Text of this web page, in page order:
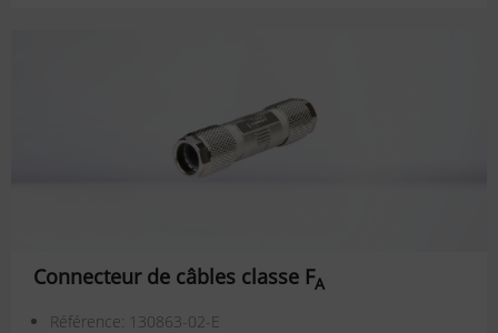
Connecteur de câbles classe FA
Référence: 130863-02-E